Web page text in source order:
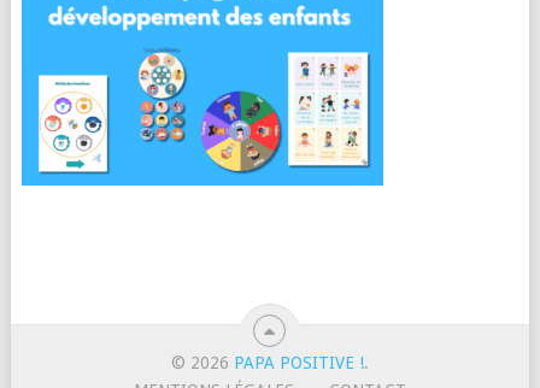
© 2026 PAPA POSITIVE !.